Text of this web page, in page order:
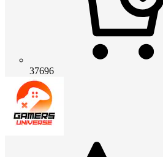
37696